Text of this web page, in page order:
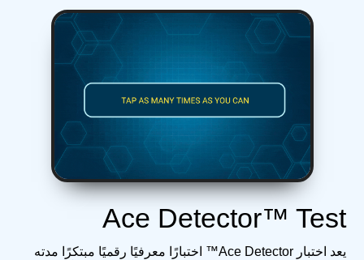
Ace Detector™ Test
يعد اختبار Ace Detector™ اختبارًا معرفيًا رقميًا مبتكرًا مدته